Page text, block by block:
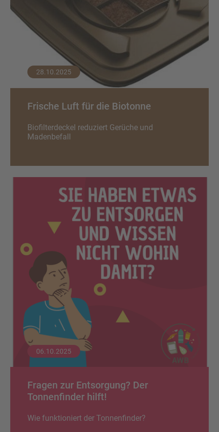
28.10.2025
Frische Luft für die Biotonne
Biofilterdeckel reduziert Gerüche und
Madenbefall
06.10.2025
Fragen zur Entsorgung? Der
Tonnenfinder hilft!
Wie funktioniert der Tonnenfinder?